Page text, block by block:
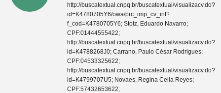
http://buscatextual.cnpq.br/buscatextual/visualizacv.do?
id=K4780705Y6/owa/prc_imp_cv_int?
f_cod=K4780705Y6; Stotz, Eduardo Navarro;
CPF:01444555422;
http://buscatextual.cnpq.br/buscatextual/visualizacv.do?
id=K4788268J0; Carrano, Paulo César Rodrigues;
CPF:04533325622;
http://buscatextual.cnpq.br/buscatextual/visualizacv.do?
id=K4799707U5; Novaes, Regina Celia Reyes;
CPF:57432653622;